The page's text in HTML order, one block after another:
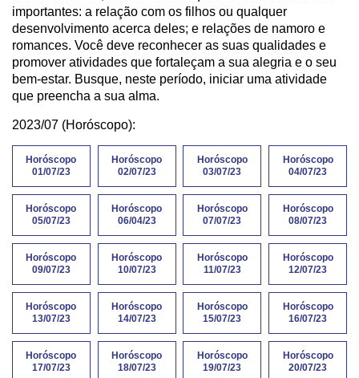
importantes: a relação com os filhos ou qualquer
desenvolvimento acerca deles; e relações de namoro e
romances. Você deve reconhecer as suas qualidades e
promover atividades que fortaleçam a sua alegria e o seu
bem-estar. Busque, neste período, iniciar uma atividade
que preencha a sua alma.
2023/07 (Horóscopo):
Horóscopo
01/07/23
Horóscopo
02/07/23
Horóscopo
03/07/23
Horóscopo
04/07/23
Horóscopo
05/07/23
Horóscopo
06/04/23
Horóscopo
07/07/23
Horóscopo
08/07/23
Horóscopo
09/07/23
Horóscopo
10/07/23
Horóscopo
11/07/23
Horóscopo
12/07/23
Horóscopo
13/07/23
Horóscopo
14/07/23
Horóscopo
15/07/23
Horóscopo
16/07/23
Horóscopo
17/07/23
Horóscopo
18/07/23
Horóscopo
19/07/23
Horóscopo
20/07/23